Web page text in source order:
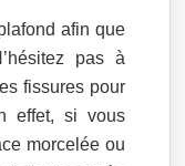
afin que
pas à
fissures pour
effet, si vous
morcelée ou